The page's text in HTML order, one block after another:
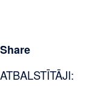
Share
ATBALSTĪTĀJI: